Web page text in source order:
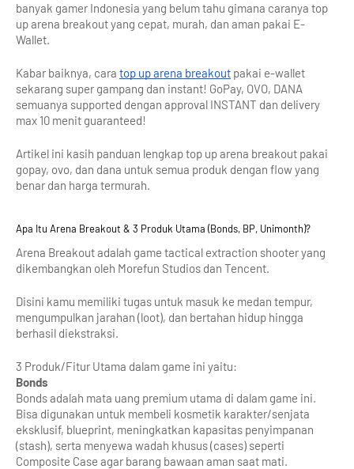
banyak gamer Indonesia yang belum tahu gimana caranya top
up arena breakout yang cepat, murah, dan aman pakai E-
Wallet.
Kabar baiknya, cara top up arena breakout pakai e-wallet
sekarang super gampang dan instant! GoPay, OVO, DANA
semuanya supported dengan approval INSTANT dan delivery
max 10 menit guaranteed!
Artikel ini kasih panduan lengkap top up arena breakout pakai
gopay, ovo, dan dana untuk semua produk dengan flow yang
benar dan harga termurah.
Apa Itu Arena Breakout & 3 Produk Utama (Bonds, BP, Unimonth)?
Arena Breakout adalah game tactical extraction shooter yang
dikembangkan oleh Morefun Studios dan Tencent.
Disini kamu memiliki tugas untuk masuk ke medan tempur,
mengumpulkan jarahan (loot), dan bertahan hidup hingga
berhasil diekstraksi.
3 Produk/Fitur Utama dalam game ini yaitu:
Bonds
Bonds adalah mata uang premium utama di dalam game ini.
Bisa digunakan untuk membeli kosmetik karakter/senjata
eksklusif, blueprint, meningkatkan kapasitas penyimpanan
(stash), serta menyewa wadah khusus (cases) seperti
Composite Case agar barang bawaan aman saat mati.